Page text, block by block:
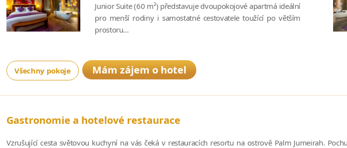
Junior Suite (60 m²) představuje dvoupokojové apartmá ideální
pro menší rodiny i samostatné cestovatele toužící po větším
prostoru...
Všechny pokoje Mám zájem o hotel
Gastronomie a hotelové restaurace
Vzrušující cesta světovou kuchyní na vás čeká v restauracích resortu na ostrově Palm Jumeirah.